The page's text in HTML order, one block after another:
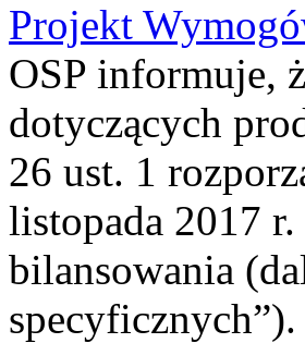
Projekt
OSP informuje,
dotyczących
26 ust. 1
listopada 2017
bilansowania